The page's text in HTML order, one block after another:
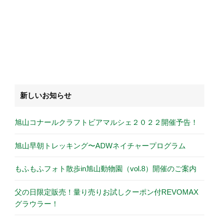
新しいお知らせ
旭山コナールクラフトビアマルシェ２０２２開催予告！
旭山早朝トレッキング〜ADWネイチャープログラム
もふもふフォト散歩in旭山動物園（vol.8）開催のご案内
父の日限定販売！量り売りお試しクーポン付REVOMAX
グラウラー！